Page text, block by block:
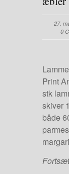
27.
0
Print
stk
skiver
både